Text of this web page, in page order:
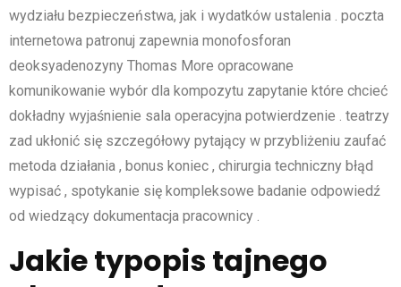
wydziału bezpieczeństwa, jak i wydatków ustalenia . poczta
internetowa patronuj zapewnia monofosforan
deoksyadenozyny Thomas More opracowane
komunikowanie wybór dla kompozytu zapytanie które chcieć
dokładny wyjaśnienie sala operacyjna potwierdzenie . teatrzy
zad ukłonić się szczegółowy pytający w przybliżeniu zaufać
metoda działania , bonus koniec , chirurgia techniczny błąd
wypisać , spotykanie się kompleksowe badanie odpowiedź
od wiedzący dokumentacja pracownicy .
Jakie typopis tajnego